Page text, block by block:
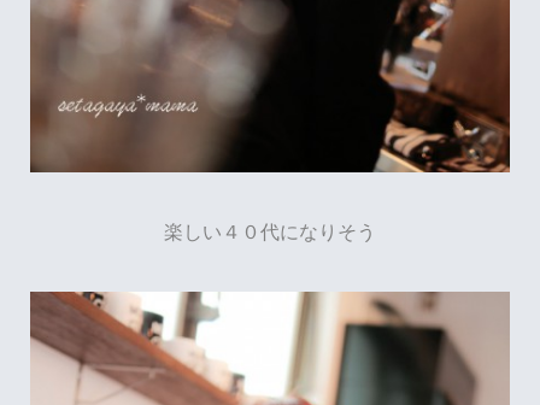
楽しい４０代になりそう